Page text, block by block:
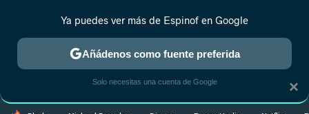
ESTRENOS REALITY ANIME RANKINGS CINE
×
Ya puedes ver más de Espinof en Google
Añádenos como fuente preferida
Solo necesitas una cuenta de Google